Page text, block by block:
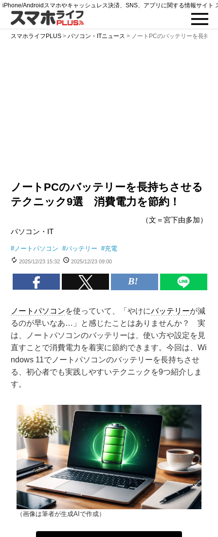
iPhone/Androidスマホやキャッシュレス決済、SNS、アプリに関する情報サイト
スマホライフPLUS >パソコン・ITニュース > ノートPCのバッテリーを長持
ノートPCのバッテリーを長持ちさせる
テクニック9選 消費電力を節約！
（文＝宮下由多加）
パソコン・IT
#ノートパソコン #バッテリー #充電
2025/12/23 15:32 2025/12/23 09:00
ノートパソコンを使っていて、「やけにバッテリーが減
るのが早いなあ…」と感じたことはありませんか？ 実
は、ノートパソコンのバッテリーは、使い方や設定を見
直すことで消費電力を着実に節約できます。今回は、Wi
ndows 11でノートパソコンのバッテリーを長持ちさせ
る、初心者でも実践しやすいテクニックを9つ紹介しま
す。
（画像は筆者が生成AIで作成）